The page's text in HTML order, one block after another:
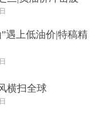
遇上低油价|特稿精
横扫全球